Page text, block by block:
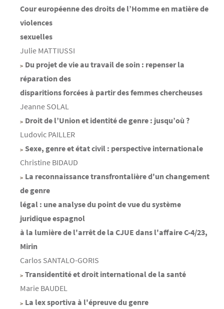
Cour européenne des droits de l’Homme en matière de
violences
sexuelles
Julie MATTIUSSI
Du projet de vie au travail de soin : repenser la
réparation des
disparitions forcées à partir des femmes chercheuses
Jeanne SOLAL
Droit de l’Union et identité de genre : jusqu’où ?
Ludovic PAILLER
Sexe, genre et état civil : perspective internationale
Christine BIDAUD
La reconnaissance transfrontalière d'un changement
de genre
légal : une analyse du point de vue du système
juridique espagnol
à la lumière de l'arrêt de la CJUE dans l'affaire C-4/23,
Mirin
Carlos SANTALO-GORIS
Transidentité et droit international de la santé
Marie BAUDEL
La lex sportiva à l'épreuve du genre